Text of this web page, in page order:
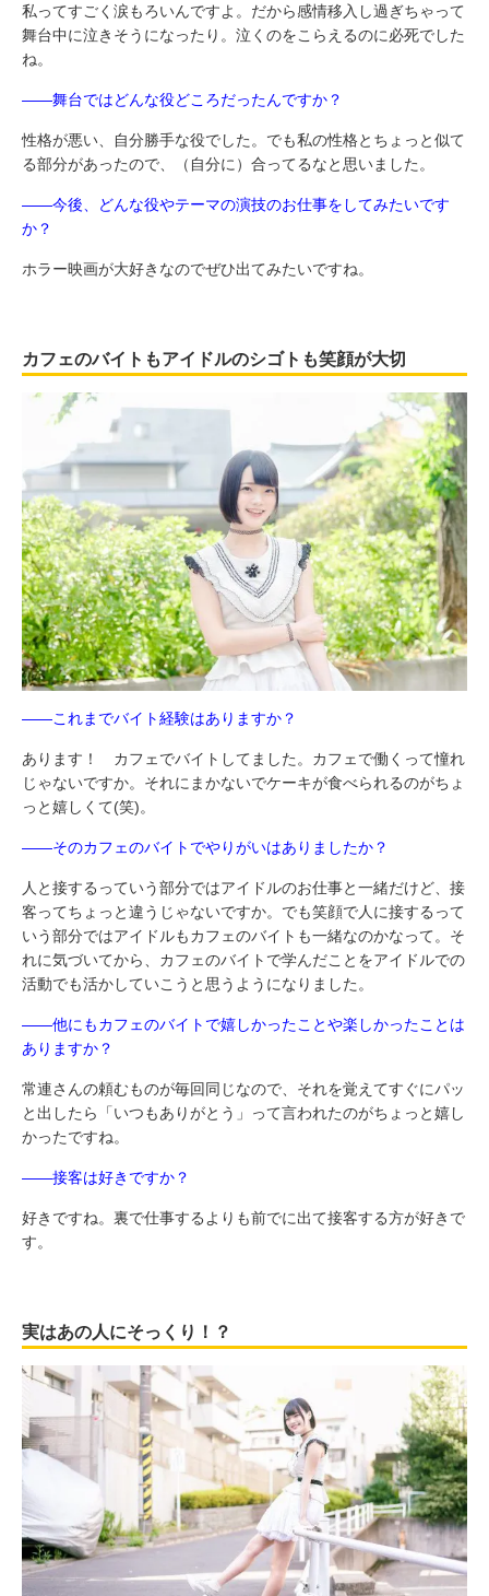
私ってすごく涙もろいんですよ。だから感情移入し過ぎちゃって
舞台中に泣きそうになったり。泣くのをこらえるのに必死でした
ね。
――舞台ではどんな役どころだったんですか？
性格が悪い、自分勝手な役でした。でも私の性格とちょっと似て
る部分があったので、（自分に）合ってるなと思いました。
――今後、どんな役やテーマの演技のお仕事をしてみたいです
か？
ホラー映画が大好きなのでぜひ出てみたいですね。
カフェのバイトもアイドルのシゴトも笑顔が大切
――これまでバイト経験はありますか？
あります！ カフェでバイトしてました。カフェで働くって憧れ
じゃないですか。それにまかないでケーキが食べられるのがちょ
っと嬉しくて(笑)。
――そのカフェのバイトでやりがいはありましたか？
人と接するっていう部分ではアイドルのお仕事と一緒だけど、接
客ってちょっと違うじゃないですか。でも笑顔で人に接するって
いう部分ではアイドルもカフェのバイトも一緒なのかなって。そ
れに気づいてから、カフェのバイトで学んだことをアイドルでの
活動でも活かしていこうと思うようになりました。
――他にもカフェのバイトで嬉しかったことや楽しかったことは
ありますか？
常連さんの頼むものが毎回同じなので、それを覚えてすぐにパッ
と出したら「いつもありがとう」って言われたのがちょっと嬉し
かったですね。
――接客は好きですか？
好きですね。裏で仕事するよりも前でに出て接客する方が好きで
す。
実はあの人にそっくり！？